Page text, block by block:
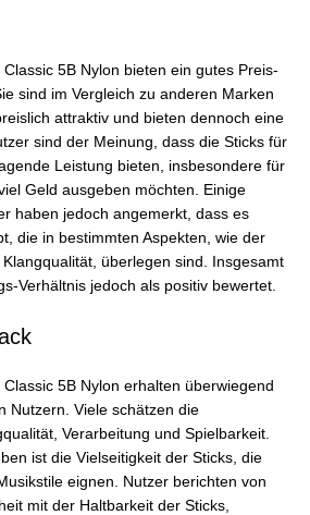
5B Nylon bieten ein gutes Preis-
sind im Vergleich zu anderen Marken
attraktiv und bieten dennoch eine
sind der Meinung, dass die Sticks für
Leistung bieten, insbesondere für
Geld ausgeben möchten. Einige
haben jedoch angemerkt, dass es
die in bestimmten Aspekten, wie der
Klangqualität, überlegen sind. Insgesamt
Verhältnis jedoch als positiv bewertet.
5B Nylon erhalten überwiegend
Nutzern. Viele schätzen die
Verarbeitung und Spielbarkeit.
ist die Vielseitigkeit der Sticks, die
eignen. Nutzer berichten von
mit der Haltbarkeit der Sticks,